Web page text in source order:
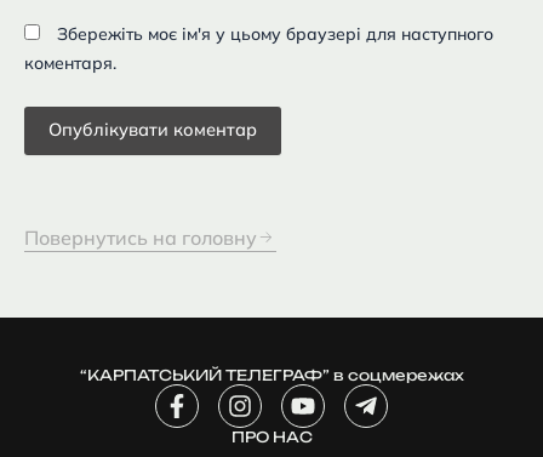
Збережіть моє ім'я у цьому браузері для наступного
коментаря.
Повернутись на головну
“КАРПАТСЬКИЙ ТЕЛЕГРАФ” в соцмережах
F
a
I
n
s
Y
o
u
T
e
ПРО НАС